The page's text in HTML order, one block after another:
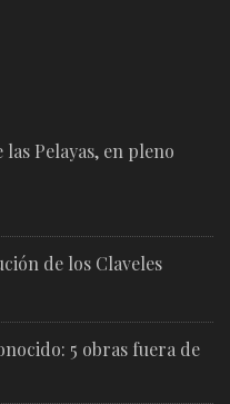
Pelayas, en pleno
de los Claveles
5 obras fuera de